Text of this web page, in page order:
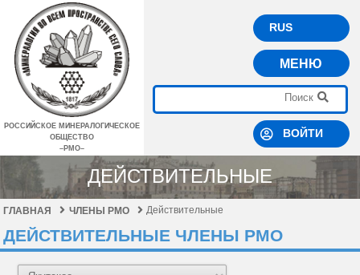
РОССИЙСКОЕ МИНЕРАЛОГИЧЕСКОЕ
ОБЩЕСТВО
–РМО–
RUS
МЕНЮ
ВОЙТИ
ДЕЙСТВИТЕЛЬНЫЕ
ГЛАВНАЯ ЧЛЕНЫ РМО Действительные
ДЕЙСТВИТЕЛЬНЫЕ ЧЛЕНЫ РМО